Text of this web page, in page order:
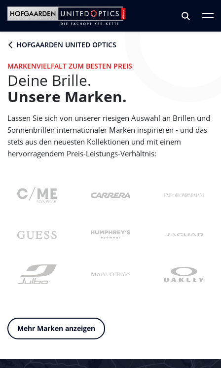
Zum Hauptinhalt springen
Zum Footer springen
HOFGAARDEN UNITED OPTICS
MARKENVIELFALT ZUM BESTEN PREIS
Deine Brille.
Unsere Marken.
Lassen Sie sich von unserer riesigen Auswahl an Brillen und
Sonnenbrillen internationaler Marken inspirieren - und das
stets aus den neuesten Kollektionen und mit einem
hervorragendem Preis-Leistungs-Verhältnis:
Mehr Marken anzeigen